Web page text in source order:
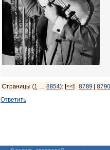
Страницы (1 … 8854): [<<] 8789
8790
Ответить